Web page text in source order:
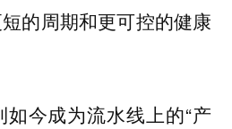
的周期和更可控的健康
今成为流水线上的“产